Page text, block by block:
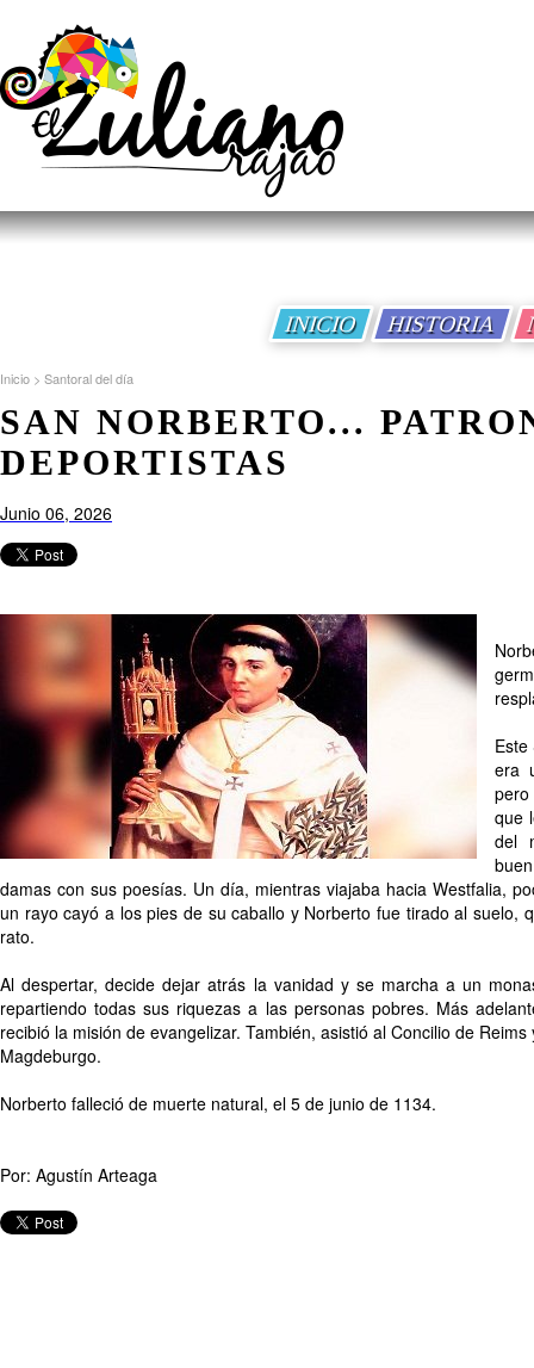
INICIO HISTORIA
SAN NORBERTO...
DEPORTISTAS
Inicio > Santoral del día
Junio 06, 2026
era
que
del
damas con sus poesías. Un día, mientras viajaba hacia Westfalia,
un rayo cayó a los pies de su caballo y Norberto fue tirado al suelo,
rato.
Al despertar, decide dejar atrás la vanidad y se marcha a un
repartiendo todas sus riquezas a las personas pobres. Más
recibió la misión de evangelizar. También, asistió al Concilio de
Magdeburgo.
Norberto falleció de muerte natural, el 5 de junio de 1134.
Por: Agustín Arteaga